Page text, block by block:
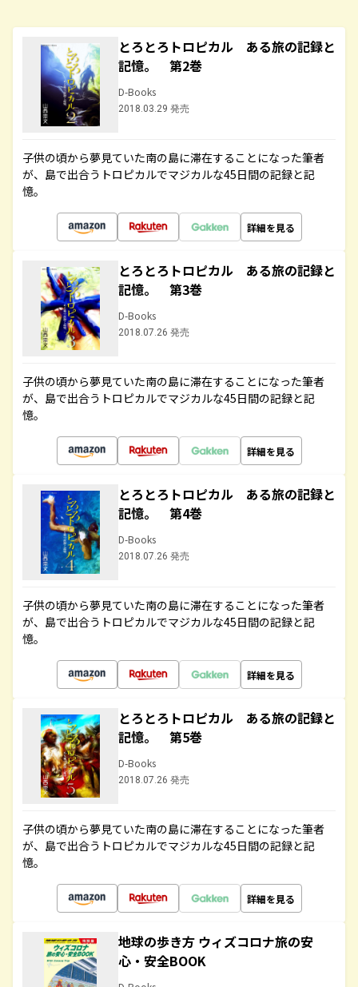
とろとろトロピカル ある旅の記録と
記憶。 第2巻
D-Books
2018.03.29 発売
子供の頃から夢見ていた南の島に滞在することになった筆者
が、島で出合うトロピカルでマジカルな45日間の記録と記
憶。
詳細を見る
とろとろトロピカル ある旅の記録と
記憶。 第3巻
D-Books
2018.07.26 発売
子供の頃から夢見ていた南の島に滞在することになった筆者
が、島で出合うトロピカルでマジカルな45日間の記録と記
憶。
詳細を見る
とろとろトロピカル ある旅の記録と
記憶。 第4巻
D-Books
2018.07.26 発売
子供の頃から夢見ていた南の島に滞在することになった筆者
が、島で出合うトロピカルでマジカルな45日間の記録と記
憶。
詳細を見る
とろとろトロピカル ある旅の記録と
記憶。 第5巻
D-Books
2018.07.26 発売
子供の頃から夢見ていた南の島に滞在することになった筆者
が、島で出合うトロピカルでマジカルな45日間の記録と記
憶。
詳細を見る
地球の歩き方 ウィズコロナ旅の安
心・安全BOOK